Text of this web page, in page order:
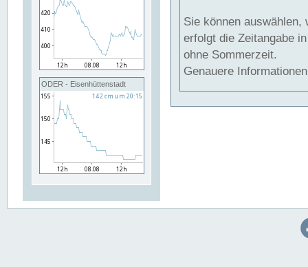
ODER - Eisenhüttenstadt
Sie können auswählen,
erfolgt die Zeitangabe
ohne Sommerzeit.
Genauere